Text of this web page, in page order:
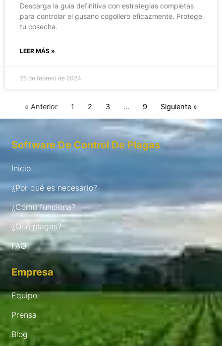
Descarga la guía definitiva con estrategias completas
para controlar el gusano cogollero eficazmente. Protege
tu cosecha.
LEER MÁS »
25 de febrero de 2024
« Anterior 1 2 3 … 9 Siguiente »
Software De Control De Plagas
Inicio
¿Por qué es necesario?
¿Cómo funciona?
¿Qué plagas?
FAQ
Empresa
Equipo
Prensa
Blog